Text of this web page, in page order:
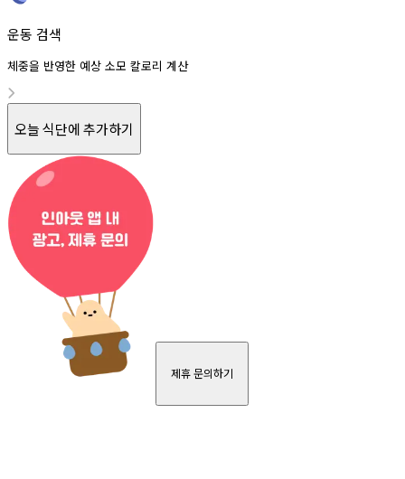
운동 검색
체중을 반영한 예상 소모 칼로리 계산
오늘 식단에 추가하기
제휴 문의하기